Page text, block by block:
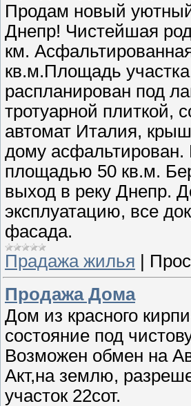
Продам новый
Днепр! Чистейшая
км.
кв.м.Площадь участка
распланирован под
тротуарной плиткой,
автомат Италия,
дому асфальтирован.
площадью 50 кв.м.
выход в реку Днепр.
эксплуатацию, все
фасада.
Прадажа жилья
Продажа Дома
Дом из красного
состояние под
Возможен обмен на
Акт,на землю,
участок 22сот.